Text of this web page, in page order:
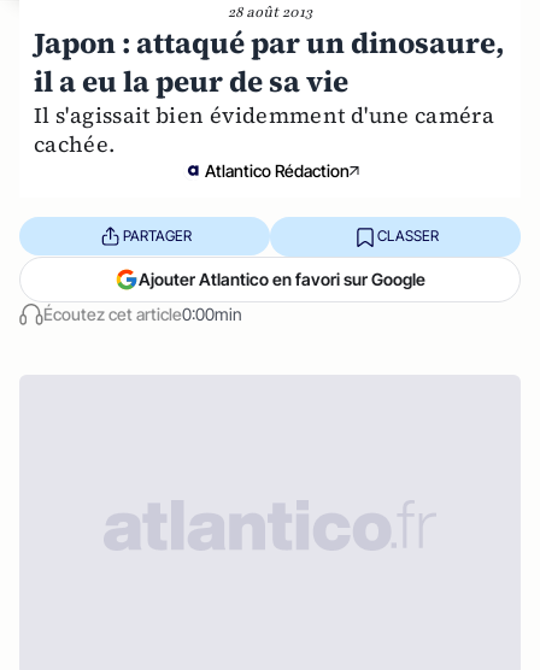
28 août 2013
Japon : attaqué par un dinosaure,
il a eu la peur de sa vie
Il s'agissait bien évidemment d'une caméra
cachée.
Atlantico Rédaction
Écoutez cet article0:00min
PARTAGER CLASSER
Ajouter Atlantico en favori sur Google